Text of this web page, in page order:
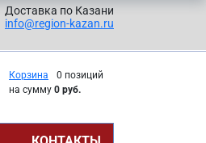
Доставка по Казани
info@region-kazan.ru
Корзина
0 позиций
на сумму 0 руб.